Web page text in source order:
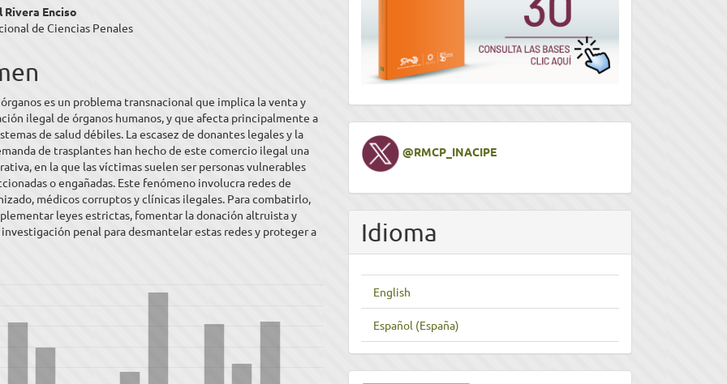
Rivera Enciso
de Ciencias Penales
es un problema transnacional que implica la venta y
ilegal de órganos humanos, y que afecta principalmente a
de salud débiles. La escasez de donantes legales y la
de trasplantes han hecho de este comercio ilegal una
en la que las víctimas suelen ser personas vulnerables
o engañadas. Este fenómeno involucra redes de
médicos corruptos y clínicas ilegales. Para combatirlo,
leyes estrictas, fomentar la donación altruista y
penal para desmantelar estas redes y proteger a
Twitter@RMCP_INACIPE
Idioma
English
Español (España)